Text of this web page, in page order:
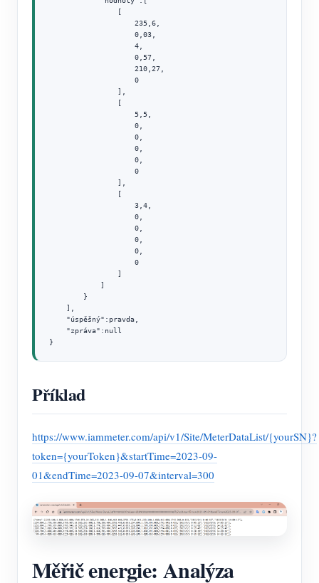
                    235,6,
                    0,03,
                    4,
                    0,57,
                    210,27,
                    0
                ],
                    5,5,
                    0,
                    0,
                    0,
                    0,
                    0
                ],
                    3,4,
                    0,
                    0,
                    0,
                    0,
                    0
        }
    ],
    "úspěšný":pravda,
    "zpráva":null
}
Příklad
https://www.iammeter.com/api/v1/Site/MeterDataList/{yourSN}?
token={yourToken}&startTime=2023-09-
01&endTime=2023-09-07&interval=300
Měřič energie: Analýza